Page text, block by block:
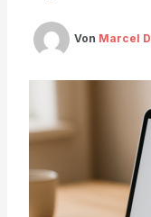
Von Marcel